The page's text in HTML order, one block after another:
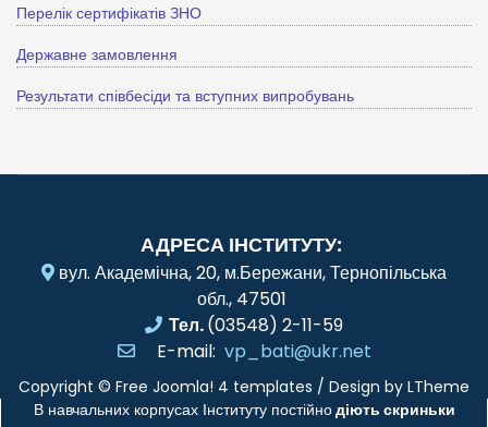
Перелік сертифікатів ЗНО
Державне замовлення
Результати співбесіди та вступних випробувань
АДРЕСА ІНСТИТУТУ:
вул. Академічна, 20, м.Бережани, Тернопільська
обл., 47501
Тел.(03548) 2-11-59
E-mail: vp_bati@ukr.net
Copyright © Free Joomla! 4 templates / Design by LTheme
В навчальних корпусах Інституту постійнодіють скриньки